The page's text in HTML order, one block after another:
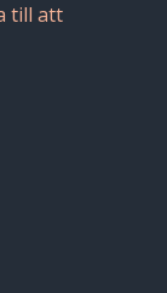
till att